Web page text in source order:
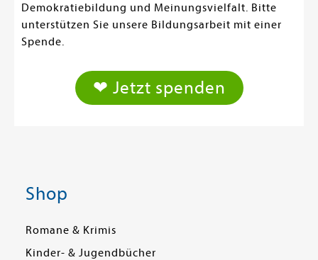
Demokratiebildung und Meinungsvielfalt. Bitte
unterstützen Sie unsere Bildungsarbeit mit einer
Spende.
❤ Jetzt spenden
Shop
Romane & Krimis
Kinder- & Jugendbücher